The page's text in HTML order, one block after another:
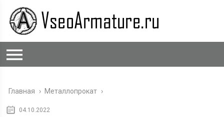
Главная › Металлопрокат ›
04.10.2022